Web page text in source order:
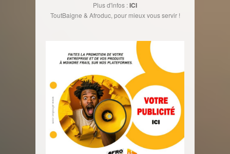
Plus d'infos :ICI
ToutBaigne & Afroduc, pour mieux vous servir !